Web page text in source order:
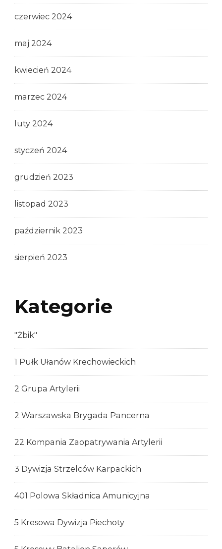
czerwiec 2024
maj 2024
kwiecień 2024
marzec 2024
luty 2024
styczeń 2024
grudzień 2023
listopad 2023
październik 2023
sierpień 2023
Kategorie
"Żbik"
1 Pułk Ułanów Krechowieckich
2 Grupa Artylerii
2 Warszawska Brygada Pancerna
22 Kompania Zaopatrywania Artylerii
3 Dywizja Strzelców Karpackich
401 Polowa Składnica Amunicyjna
5 Kresowa Dywizja Piechoty